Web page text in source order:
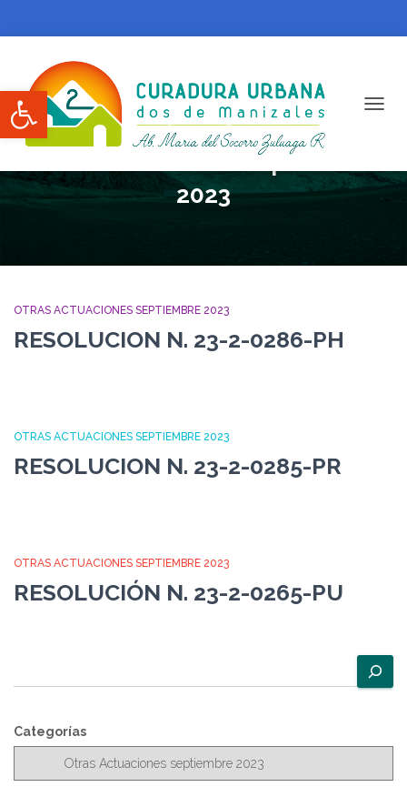
Abrir barra de herramientas
Otras Actuaciones septiembre
2023
OTRAS ACTUACIONES SEPTIEMBRE 2023
RESOLUCION N. 23-2-0286-PH
OTRAS ACTUACIONES SEPTIEMBRE 2023
RESOLUCION N. 23-2-0285-PR
OTRAS ACTUACIONES SEPTIEMBRE 2023
RESOLUCIÓN N. 23-2-0265-PU
u
c
a
Categorías